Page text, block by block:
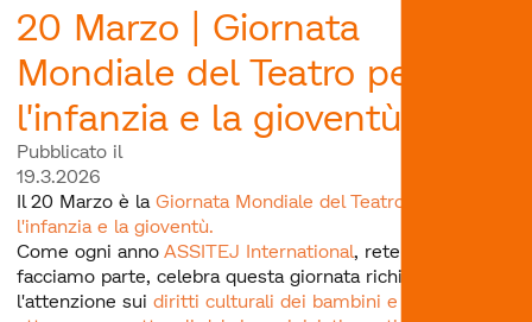
20 Marzo | Giornata
Mondiale del Teatro per
l'infanzia e la gioventù
Pubblicato il
19.3.2026
Il 20 Marzo è la Giornata Mondiale del Teatro per
l'infanzia e la gioventù.
Come ogni anno ASSITEJ International, rete di cui
facciamo parte, celebra questa giornata richiamando
l'attenzione sui diritti culturali dei bambini e dei giovani